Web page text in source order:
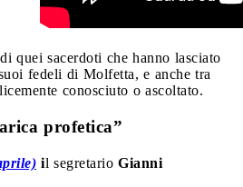
quei sacerdoti che hanno lasciato
fedeli di Molfetta, e anche tra
conosciuto o ascoltato.
profetica”
il segretario Gianni